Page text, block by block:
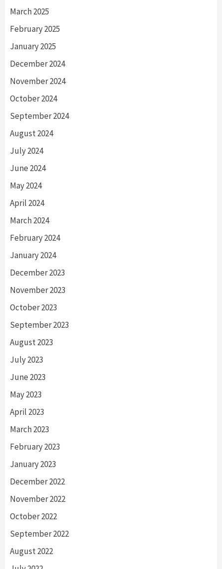
March 2025
February 2025
January 2025
December 2024
November 2024
October 2024
September 2024
August 2024
July 2024
June 2024
May 2024
April 2024
March 2024
February 2024
January 2024
December 2023
November 2023
October 2023
September 2023
August 2023
July 2023
June 2023
May 2023
April 2023
March 2023
February 2023
January 2023
December 2022
November 2022
October 2022
September 2022
August 2022